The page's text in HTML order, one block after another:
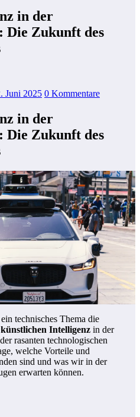
in der
Zukunft des
Juni 2025 0 Kommentare
in der
Zukunft des
technisches Thema die
künstlichen Intelligenz in der
rasanten technologischen
welche Vorteile und
sind und was wir in der
erwarten können.